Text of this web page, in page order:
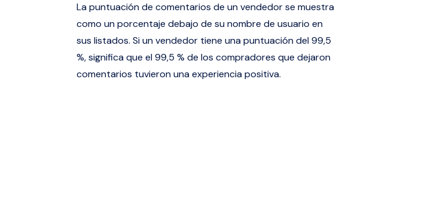
La puntuación de comentarios de un vendedor se muestra
como un porcentaje debajo de su nombre de usuario en
sus listados. Si un vendedor tiene una puntuación del 99,5
%, significa que el 99,5 % de los compradores que dejaron
comentarios tuvieron una experiencia positiva.